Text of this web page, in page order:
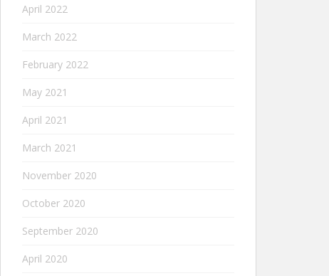
April 2022
March 2022
February 2022
May 2021
April 2021
March 2021
November 2020
October 2020
September 2020
April 2020